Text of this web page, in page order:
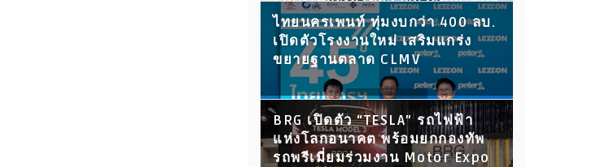
ให้นักศึกษา พร้อมเปิดประตูสู่โลก
การทำงานในอนาคต
ไทยนครเพนท์ ทุ่มงบกว่า 400 ลบ.
เปิดตัวโรงงานใหม่ เสริมแกร่ง
ขยายฐานตลาด CLMV
BRG เปิดตัว “TESLA” รถไฟฟ้า
แห่งโลกอนาคต พร้อมยกกองทัพ
รถพรีเมี่ยมร่วมงาน Motor Expo